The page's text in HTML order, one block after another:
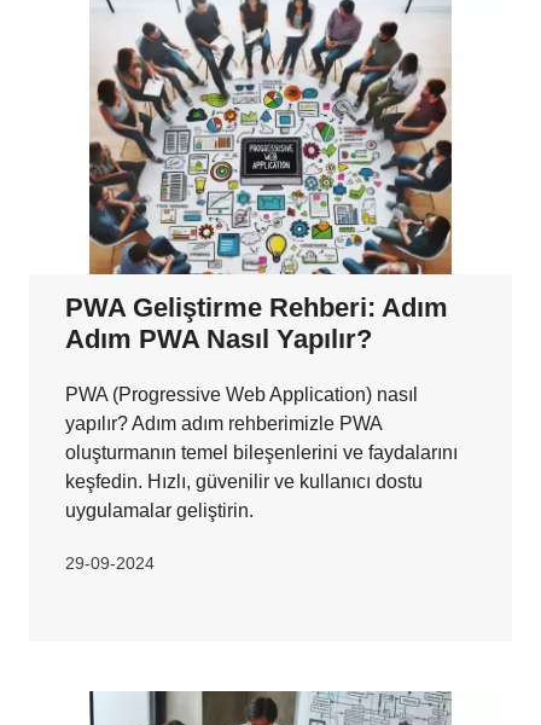
PWA Geliştirme Rehberi: Adım
Adım PWA Nasıl Yapılır?
PWA (Progressive Web Application) nasıl
yapılır? Adım adım rehberimizle PWA
oluşturmanın temel bileşenlerini ve faydalarını
keşfedin. Hızlı, güvenilir ve kullanıcı dostu
uygulamalar geliştirin.
29-09-2024